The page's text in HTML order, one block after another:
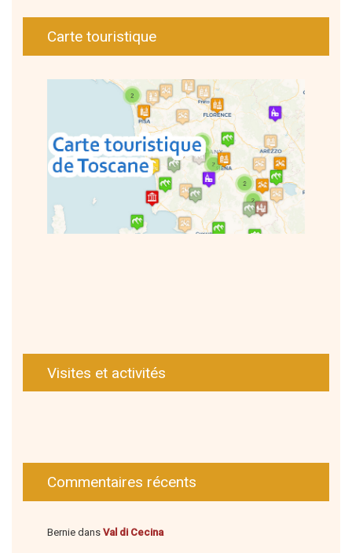
Carte touristique
Visites et activités
Commentaires récents
Bernie dans Val di Cecina